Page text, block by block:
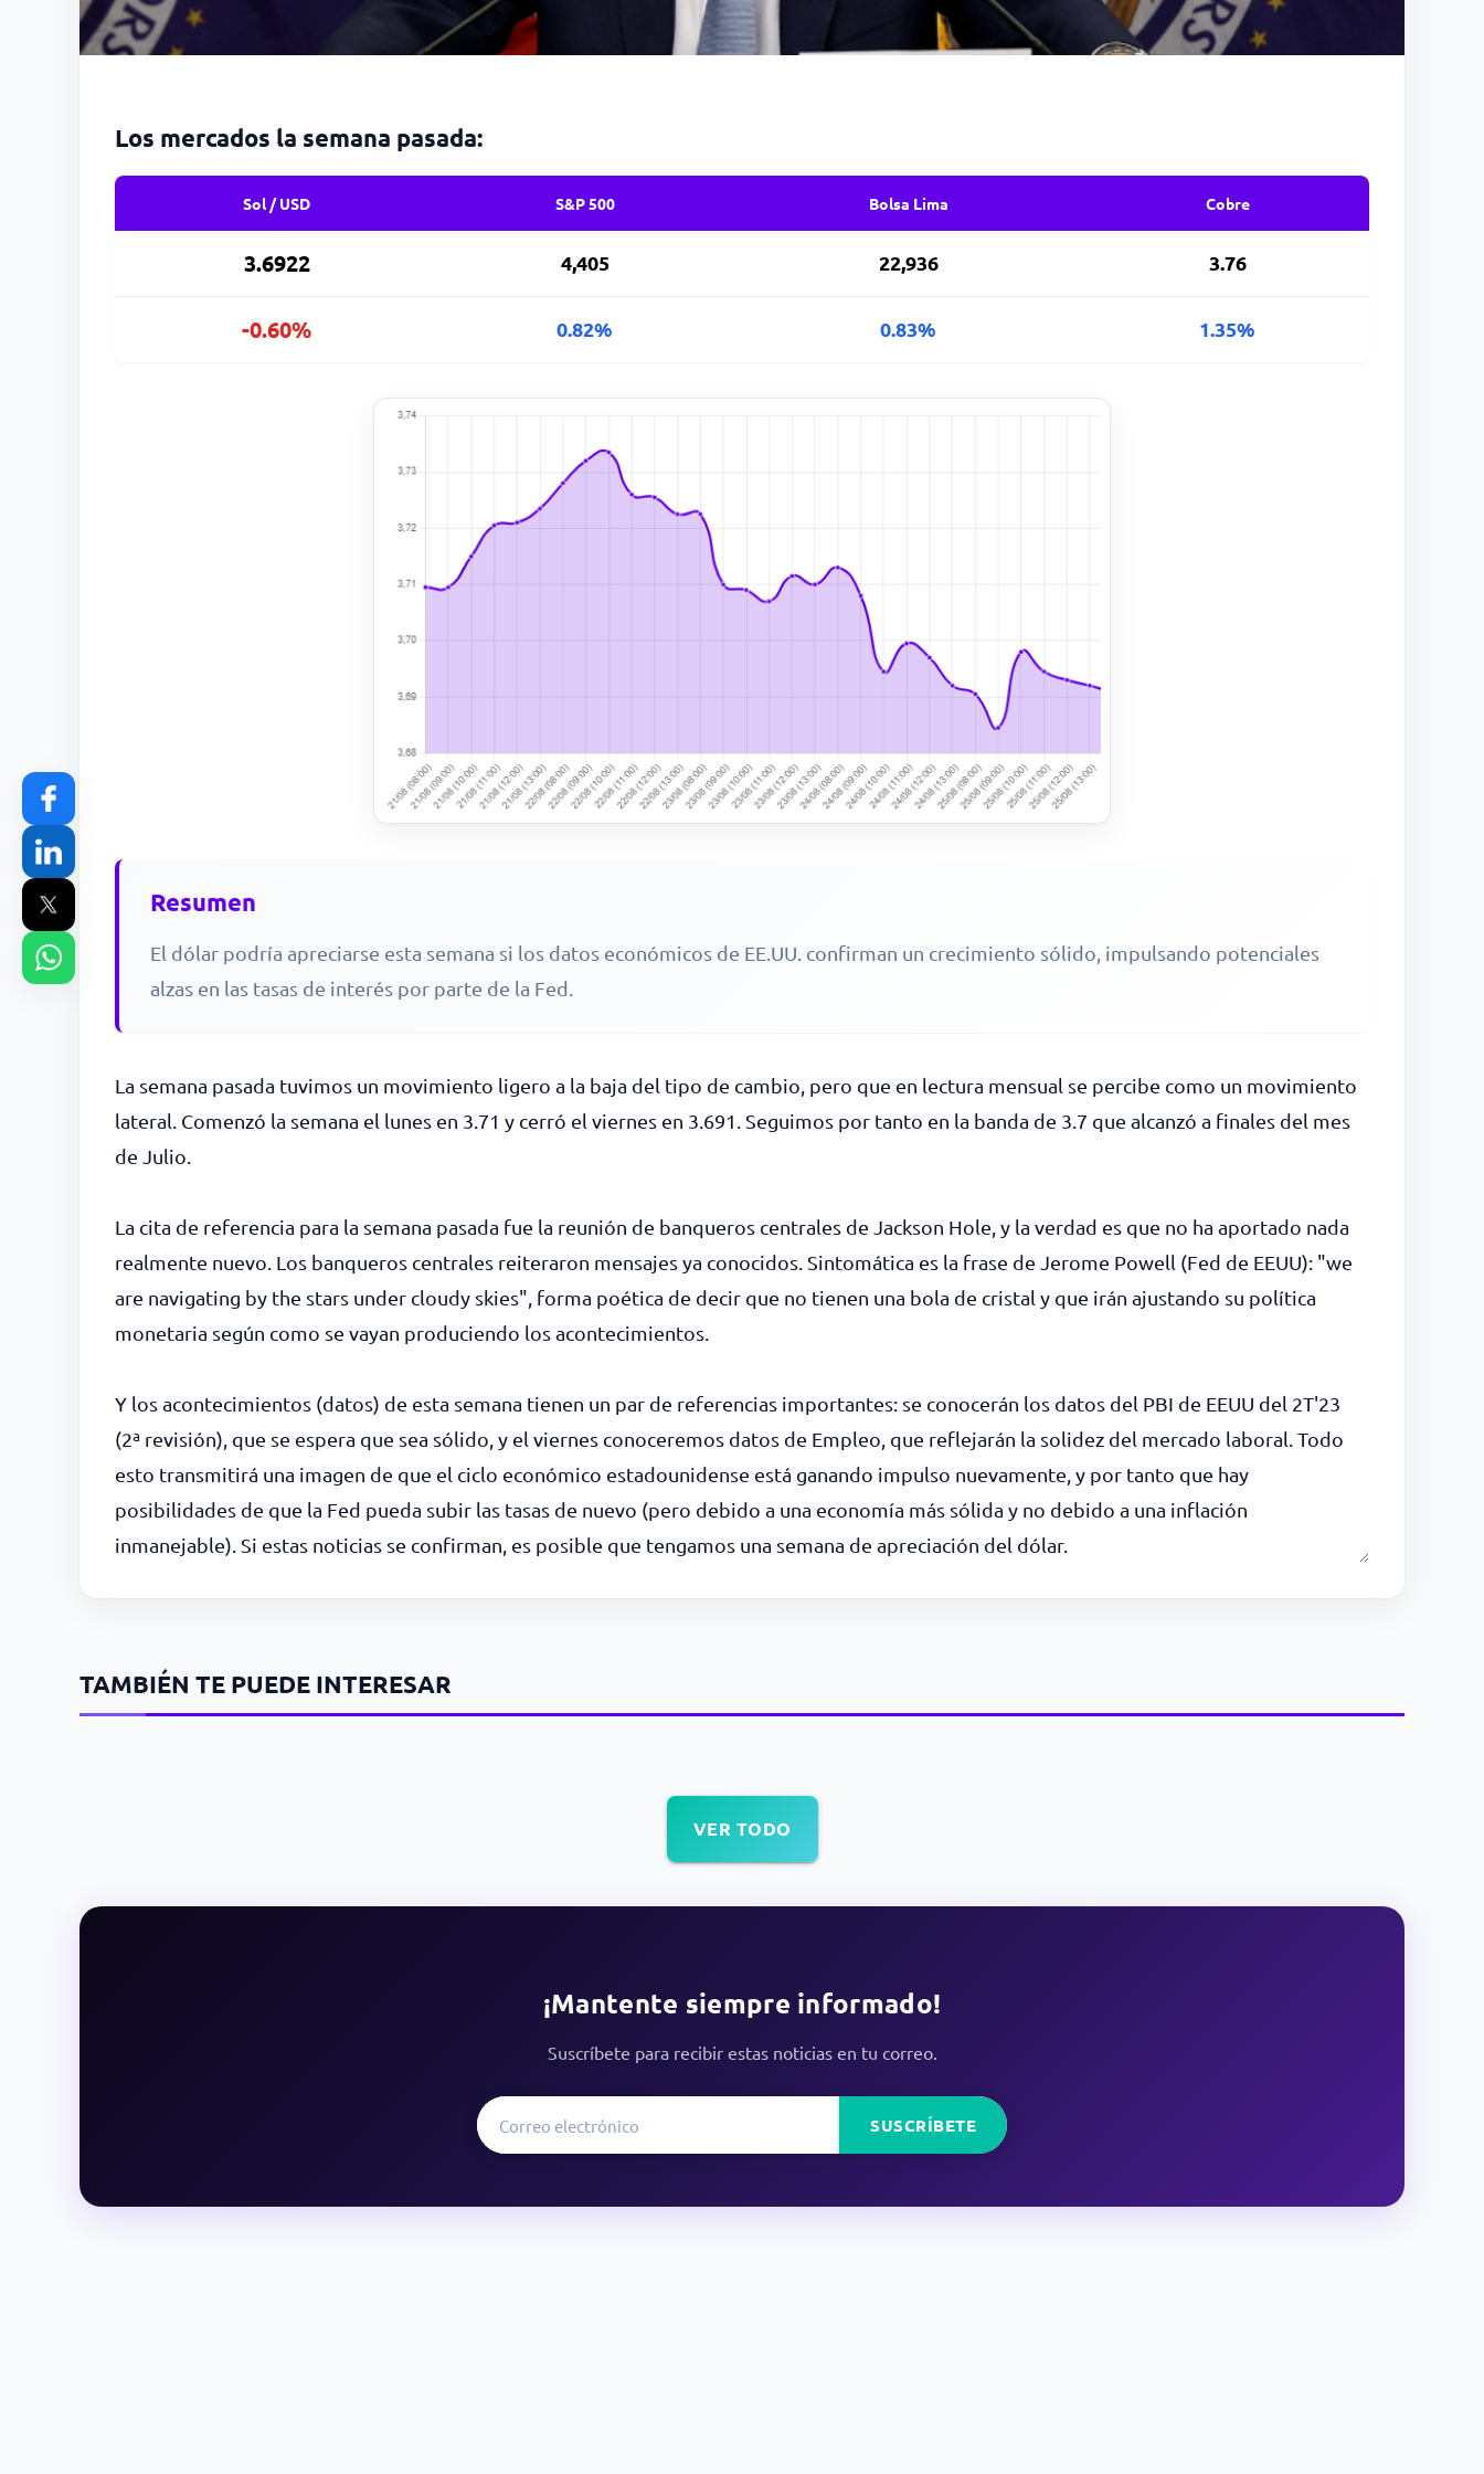
Los mercados la semana pasada:
Sol / USD S&P 500 Bolsa Lima Cobre
3.6922 4,405 22,936 3.76
-0.60% 0.82% 0.83% 1.35%
Resumen
El dólar podría apreciarse esta semana si los datos económicos de EE.UU. confirman un crecimiento sólido, impulsando potenciales
alzas en las tasas de interés por parte de la Fed.
La semana pasada tuvimos un movimiento ligero a la baja del tipo de cambio, pero que en lectura mensual se percibe como un movimiento
lateral. Comenzó la semana el lunes en 3.71 y cerró el viernes en 3.691. Seguimos por tanto en la banda de 3.7 que alcanzó a finales del mes
de Julio.
La cita de referencia para la semana pasada fue la reunión de banqueros centrales de Jackson Hole, y la verdad es que no ha aportado nada
realmente nuevo. Los banqueros centrales reiteraron mensajes ya conocidos. Sintomática es la frase de Jerome Powell (Fed de EEUU): "we
are navigating by the stars under cloudy skies", forma poética de decir que no tienen una bola de cristal y que irán ajustando su política
monetaria según como se vayan produciendo los acontecimientos.
Y los acontecimientos (datos) de esta semana tienen un par de referencias importantes: se conocerán los datos del PBI de EEUU del 2T'23
(2ª revisión), que se espera que sea sólido, y el viernes conoceremos datos de Empleo, que reflejarán la solidez del mercado laboral. Todo
esto transmitirá una imagen de que el ciclo económico estadounidense está ganando impulso nuevamente, y por tanto que hay
posibilidades de que la Fed pueda subir las tasas de nuevo (pero debido a una economía más sólida y no debido a una inflación
inmanejable). Si estas noticias se confirman, es posible que tengamos una semana de apreciación del dólar.
TAMBIÉN TE PUEDE INTERESAR
VER TODO
¡Mantente siempre informado!
Suscríbete para recibir estas noticias en tu correo.
SUSCRÍBETE